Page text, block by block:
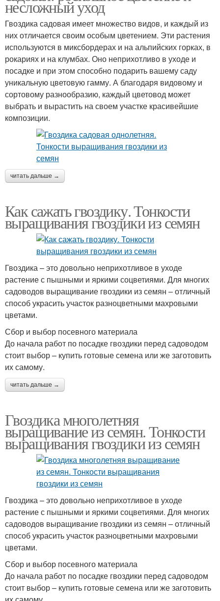
несложный уход
Гвоздика садовая имеет множество видов, и каждый из
них отличается своим особым цветением. Эти растения
используются в миксбордерах и на альпийских горках, в
рокариях и на клумбах. Оно неприхотливо в уходе и
посадке и при этом способно подарить вашему саду
уникальную цветовую гамму. А благодаря видовому и
сортовому разнообразию, каждый цветовод может
выбрать и вырастить на своем участке красивейшие
композиции.
читать дальше →
Как сажать гвоздику. Тонкости
выращивания гвоздики из семян
Гвоздика – это довольно неприхотливое в уходе
растение с пышными и яркими соцветиями. Для многих
садоводов выращивание гвоздики из семян – отличный
способ украсить участок разноцветными махровыми
цветами.
Сбор и выбор посевного материала
До начала работ по посадке гвоздики перед садоводом
стоит выбор – купить готовые семена или же заготовить
их самому.
читать дальше →
Гвоздика многолетняя
выращивание из семян. Тонкости
выращивания гвоздики из семян
Гвоздика – это довольно неприхотливое в уходе
растение с пышными и яркими соцветиями. Для многих
садоводов выращивание гвоздики из семян – отличный
способ украсить участок разноцветными махровыми
цветами.
Сбор и выбор посевного материала
До начала работ по посадке гвоздики перед садоводом
стоит выбор – купить готовые семена или же заготовить